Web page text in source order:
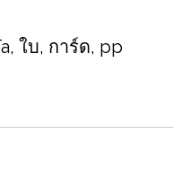
ใบ, การ์ด, pp